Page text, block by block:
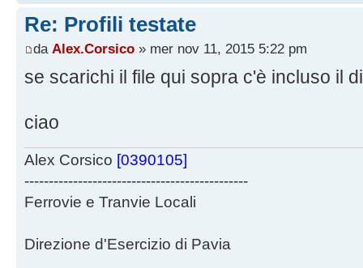
Re: Profili testate
da Alex.Corsico » mer nov 11, 2015 5:22 pm
se scarichi il file qui sopra c'è incluso il
ciao
Alex Corsico [0390105]
----------------------------------------------
Ferrovie e Tranvie Locali
Direzione d'Esercizio di Pavia